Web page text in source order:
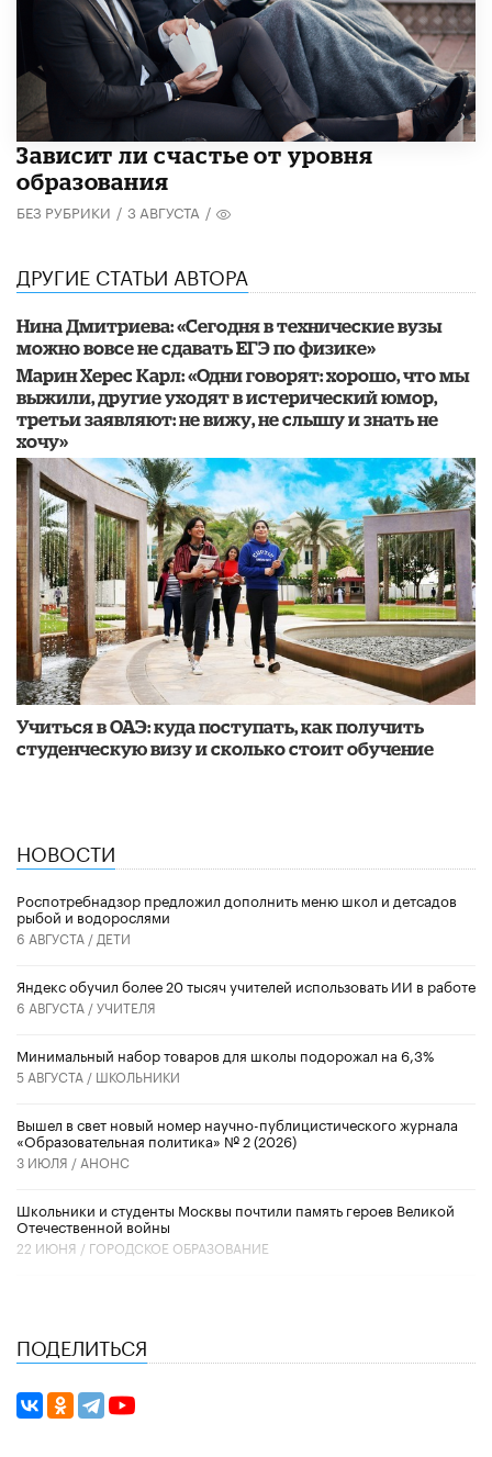
Зависит ли счастье от уровня
образования
БЕЗ РУБРИКИ / 3 АВГУСТА /
ДРУГИЕ СТАТЬИ АВТОРА
Нина Дмитриева: «Сегодня в технические вузы
можно вовсе не сдавать ЕГЭ по физике»
Марин Херес Карл: «Одни говорят: хорошо, что мы
выжили, другие уходят в истерический юмор,
третьи заявляют: не вижу, не слышу и знать не
хочу»
Учиться в ОАЭ: куда поступать, как получить
студенческую визу и сколько стоит обучение
НОВОСТИ
Роспотребнадзор предложил дополнить меню школ и детсадов
рыбой и водорослями
6 АВГУСТА / ДЕТИ
​Яндекс обучил более 20 тысяч учителей использовать ИИ в работе
6 АВГУСТА /УЧИТЕЛЯ
Минимальный набор товаров для школы подорожал на 6,3%
5 АВГУСТА / ШКОЛЬНИКИ
Вышел в свет новый номер научно-публицистического журнала
«Образовательная политика» № 2 (2026)
3 ИЮЛЯ / АНОНС
Школьники и студенты Москвы почтили память героев Великой
Отечественной войны
22 ИЮНЯ / ГОРОДСКОЕ ОБРАЗОВАНИЕ
ПОДЕЛИТЬСЯ